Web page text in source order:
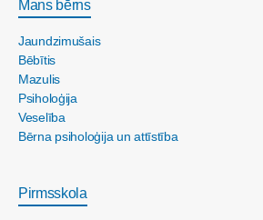
Mans bērns
Jaundzimušais
Bēbītis
Mazulis
Psiholoģija
Veselība
Bērna psiholoģija un attīstība
Pirmsskola